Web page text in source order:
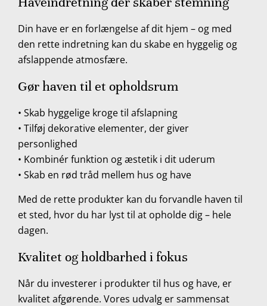
Din have er en forlængelse af dit hjem – og med
den rette indretning kan du skabe en hyggelig og
afslappende atmosfære.
Gør haven til et opholdsrum
• Skab hyggelige kroge til afslapning
• Tilføj dekorative elementer, der giver
personlighed
• Kombinér funktion og æstetik i dit uderum
• Skab en rød tråd mellem hus og have
Med de rette produkter kan du forvandle haven til
et sted, hvor du har lyst til at opholde dig – hele
dagen.
Kvalitet og holdbarhed i fokus
Når du investerer i produkter til hus og have, er
kvalitet afgørende. Vores udvalg er sammensat